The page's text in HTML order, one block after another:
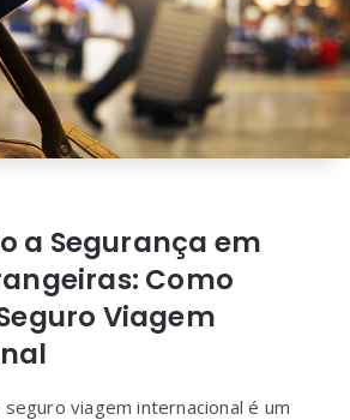
a Segurança em
Como
Viagem
seguro viagem internacional é um